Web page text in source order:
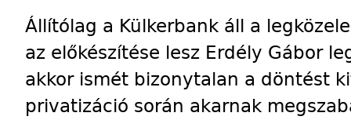
Állítólag a Külkerbank áll a
az előkészítése lesz Erdély Gábor
akkor ismét bizonytalan a döntést
privatizáció során akarnak